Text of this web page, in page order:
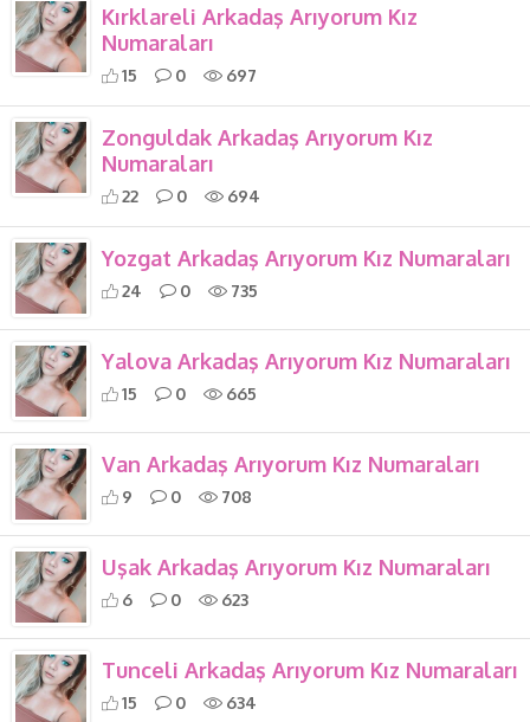
Kırklareli Arkadaş Arıyorum Kız
Numaraları
15 0 697
Zonguldak Arkadaş Arıyorum Kız
Numaraları
22 0 694
Yozgat Arkadaş Arıyorum Kız Numaraları
24 0 735
Yalova Arkadaş Arıyorum Kız Numaraları
15 0 665
Van Arkadaş Arıyorum Kız Numaraları
9 0 708
Uşak Arkadaş Arıyorum Kız Numaraları
6 0 623
Tunceli Arkadaş Arıyorum Kız Numaraları
15 0 634